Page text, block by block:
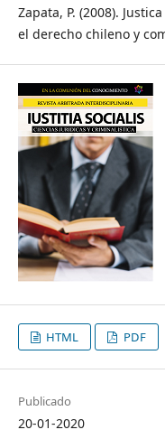
Zapata, P. (2008).
el derecho chileno y
HTML PDF
Publicado
20-01-2020